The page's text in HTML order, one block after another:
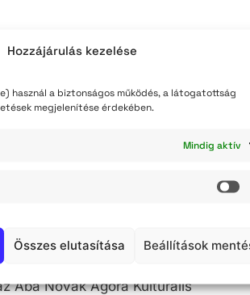
Hozzájárulás kezelése
használ a biztonságos működés, a látogatottság
megjelenítése érdekében.
Mindig aktív
Összes elutasítása Beállítások
és a Szolnoki Kistérség Többcélú
beavatkozásokat kíván
a család és gyermekjóléti
a kialakult problémák
a VEP javaslataival és a HEP
irányuló megállapításaival,
épül, projektmunkacsoport
két másik humánszolgáltató
programok szervezésében
és közösségi programok
Aba Novák Agóra Kulturális